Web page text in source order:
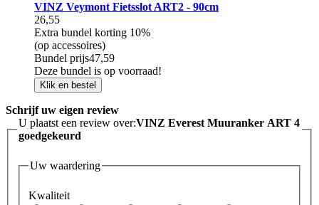
VINZ Veymont Fietsslot ART2 - 90cm
26,55
Extra bundel korting 10%
(op accessoires)
Bundel prijs47,59
Deze bundel is op voorraad!
Klik en bestel
Schrijf uw eigen review
U plaatst een review over:VINZ Everest Muuranker ART 4
goedgekeurd
Uw waardering
Kwaliteit